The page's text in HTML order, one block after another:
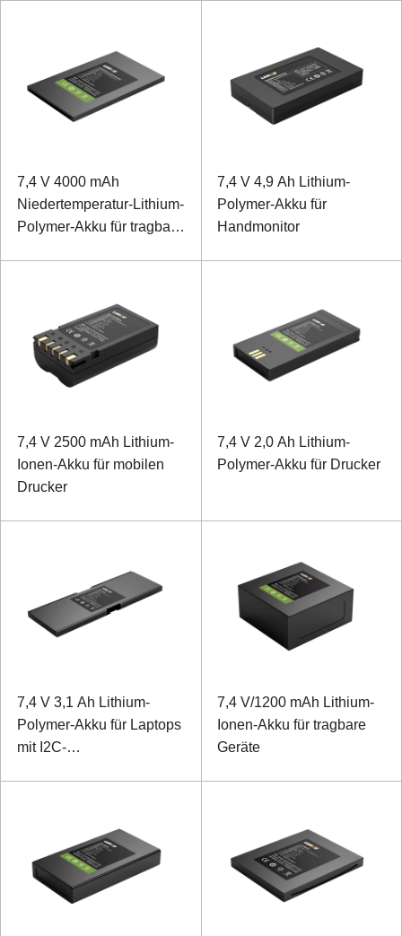
7,4 V 4000 mAh
Niedertemperatur-Lithium-
Polymer-Akku für tragbare
7,4 V 4,9 Ah Lithium-
Polymer-Akku für
Handmonitor
7,4 V 2500 mAh Lithium-
Ionen-Akku für mobilen
Drucker
7,4 V 2,0 Ah Lithium-
Polymer-Akku für Drucker
7,4 V 3,1 Ah Lithium-
Polymer-Akku für Laptops
mit I2C-
7,4 V/1200 mAh Lithium-
Ionen-Akku für tragbare
Geräte